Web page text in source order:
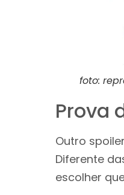
foto:
Prova
Outro
Diferente
escolher